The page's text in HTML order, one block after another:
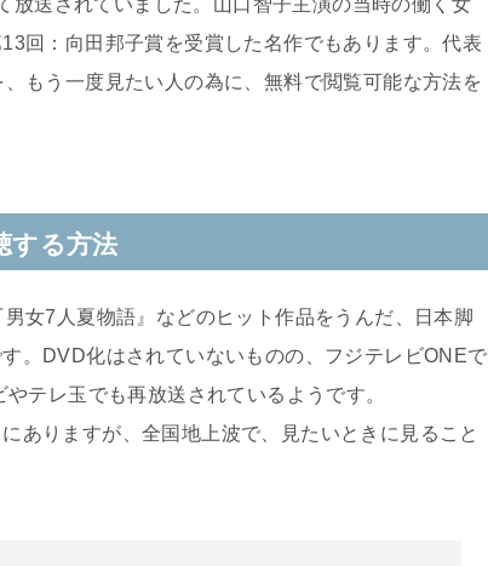
送されていました。山口智子主演の当時の働く女
回：向田邦子賞を受賞した名作でもあります。代表
もう一度見たい人の為に、無料で閲覧可能な方法を
する方法
女7人夏物語』などのヒット作品をうんだ、日本脚
。DVD化はされていないものの、フジテレビONEで
テレ玉でも再放送されているようです。
ありますが、全国地上波で、見たいときに見ること